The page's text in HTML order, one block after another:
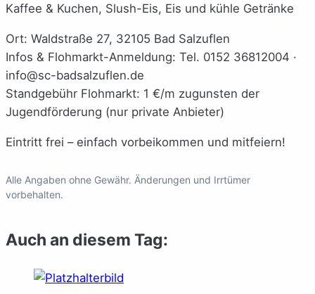
Kaffee & Kuchen, Slush-Eis, Eis und kühle Getränke
Ort: Waldstraße 27, 32105 Bad Salzuflen
Infos & Flohmarkt-Anmeldung: Tel. 0152 36812004 ·
info@sc-badsalzuflen.de
Standgebühr Flohmarkt: 1 €/m zugunsten der
Jugendförderung (nur private Anbieter)
Eintritt frei – einfach vorbeikommen und mitfeiern!
Alle Angaben ohne Gewähr. Änderungen und Irrtümer
vorbehalten.
Auch an diesem Tag: